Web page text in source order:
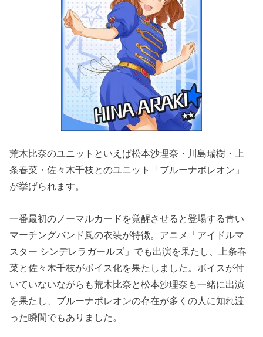
荒木比奈のユニットといえば松本沙理奈・川島瑞樹・上
条春菜・佐々木千枝とのユニット「ブルーナポレオン」
が挙げられます。
一番最初のノーマルカードを覚醒させると登場する青い
マーチングバンド風の衣装が特徴。アニメ「アイドルマ
スター シンデレラガールズ」でも出演を果たし、上条春
菜と佐々木千枝がボイス化を果たしました。ボイスが付
いていないながらも荒木比奈と松本沙理奈も一緒に出演
を果たし、ブルーナポレオンの存在が多くの人に知れ渡
った瞬間でもありました。